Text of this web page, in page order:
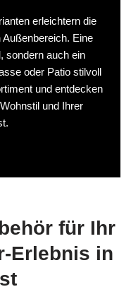
erleichtern die
Eine
sondern auch ein
oder Patio stilvoll
und entdecken
und Ihrer
für Ihr
Erlebnis in